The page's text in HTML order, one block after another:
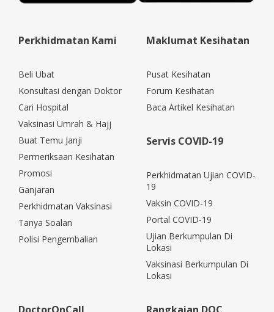
Perkhidmatan Kami
Beli Ubat
Konsultasi dengan Doktor
Cari Hospital
Vaksinasi Umrah & Hajj
Buat Temu Janji
Permeriksaan Kesihatan
Promosi
Ganjaran
Perkhidmatan Vaksinasi
Tanya Soalan
Polisi Pengembalian
Maklumat Kesihatan
Pusat Kesihatan
Forum Kesihatan
Baca Artikel Kesihatan
Servis COVID-19
Perkhidmatan Ujian COVID-
19
Vaksin COVID-19
Portal COVID-19
Ujian Berkumpulan Di
Lokasi
Vaksinasi Berkumpulan Di
Lokasi